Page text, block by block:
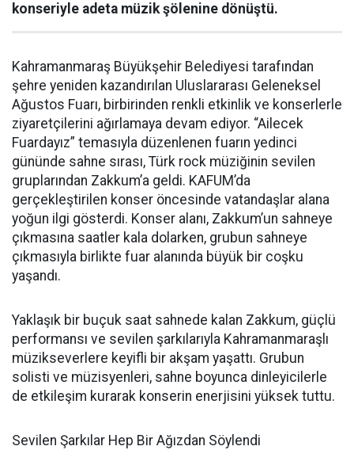
konseriyle adeta müzik şölenine dönüştü.
Kahramanmaraş Büyükşehir Belediyesi tarafından
şehre yeniden kazandırılan Uluslararası Geleneksel
Ağustos Fuarı, birbirinden renkli etkinlik ve konserlerle
ziyaretçilerini ağırlamaya devam ediyor. “Ailecek
Fuardayız” temasıyla düzenlenen fuarın yedinci
gününde sahne sırası, Türk rock müziğinin sevilen
gruplarından Zakkum’a geldi. KAFUM’da
gerçekleştirilen konser öncesinde vatandaşlar alana
yoğun ilgi gösterdi. Konser alanı, Zakkum’un sahneye
çıkmasına saatler kala dolarken, grubun sahneye
çıkmasıyla birlikte fuar alanında büyük bir coşku
yaşandı.
Yaklaşık bir buçuk saat sahnede kalan Zakkum, güçlü
performansı ve sevilen şarkılarıyla Kahramanmaraşlı
müzikseverlere keyifli bir akşam yaşattı. Grubun
solisti ve müzisyenleri, sahne boyunca dinleyicilerle
de etkileşim kurarak konserin enerjisini yüksek tuttu.
Sevilen Şarkılar Hep Bir Ağızdan Söylendi